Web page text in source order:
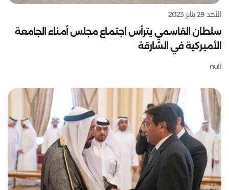
الأحد 29 يناير 2023
سلطان القاسمي يترأس اجتماع مجلس أمناء الجامعة
الأميركية في الشارقة
null